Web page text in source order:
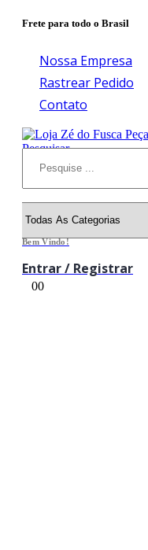
Frete para todo o Brasil
Nossa Empresa
Rastrear Pedido
Contato
Pesquisar
Bem Vindo!
Entrar / Registrar
00